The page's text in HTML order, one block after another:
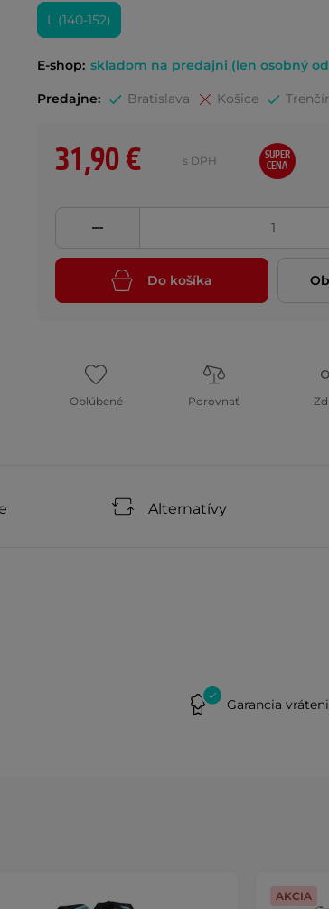
L (140-152)
E-shop: skladom na predajni (len osobný
Predajne: Bratislava Košice
31,90 € s DPH
SUPER
CENA
Do košíka
Obľúbené Porovnať
Alternatívy
Garancia
AKCIA